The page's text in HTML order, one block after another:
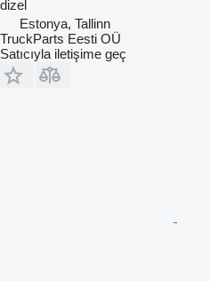
dizel
Estonya, Tallinn
TruckParts Eesti OÜ
Satıcıyla iletişime geç